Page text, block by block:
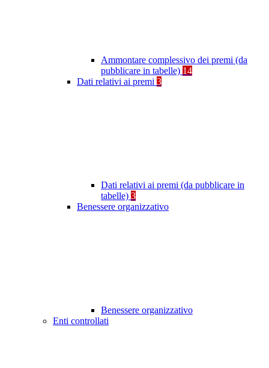
Ammontare complessivo dei premi (da
pubblicare in tabelle) 14
Dati relativi ai premi 3
Dati relativi ai premi (da pubblicare in
tabelle) 3
Benessere organizzativo
Benessere organizzativo
Enti controllati